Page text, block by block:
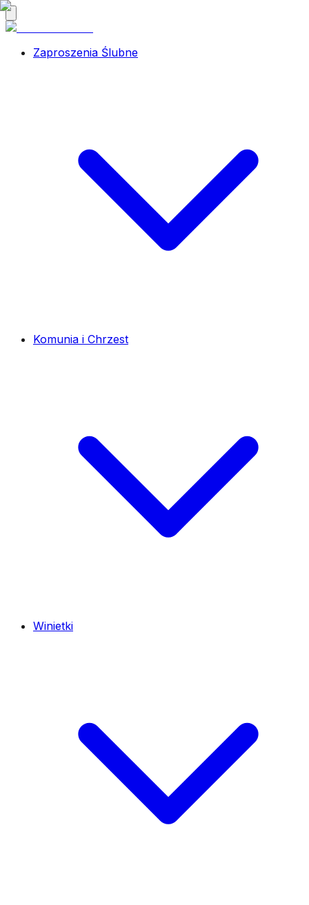
Zaproszenia Ślubne
Komunia i Chrzest
Winietki